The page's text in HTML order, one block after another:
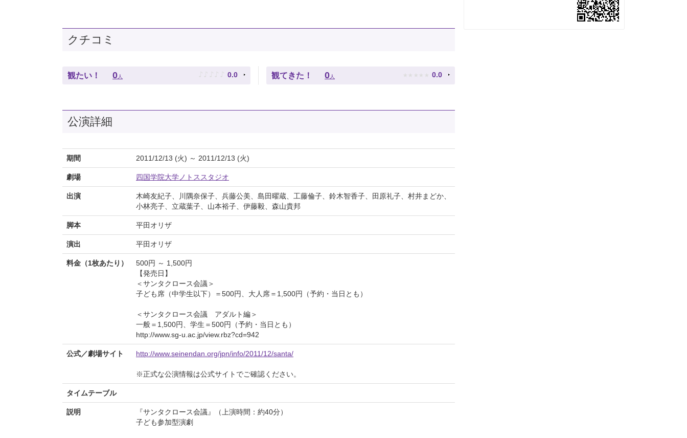
クチコミ
観たい！ 0 人 ♪ ♪ ♪ ♪ ♪ 0.0 観てきた！ 0 人 ★ ★ ★ ★ ★ 0.0
公演詳細
期間 2011/12/13 (火) ～ 2011/12/13 (火)
劇場 四国学院大学ノトススタジオ
出演
木崎友紀子、川隅奈保子、兵藤公美、島田曜蔵、工藤倫子、鈴木智香子、田原礼子、村井まどか、
小林亮子、立蔵葉子、山本裕子、伊藤毅、森山貴邦
脚本 平田オリザ
演出 平田オリザ
料金（1枚あたり）
500円 ～ 1,500円
【発売日】
＜サンタクロース会議＞
子ども席（中学生以下）＝500円、大人席＝1,500円（予約・当日とも）
＜サンタクロース会議 アダルト編＞
一般＝1,500円、学生＝500円（予約・当日とも）
http://www.sg-u.ac.jp/view.rbz?cd=942
公式／劇場サイト http://www.seinendan.org/jpn/info/2011/12/santa/
※正式な公演情報は公式サイトでご確認ください。
タイムテーブル
説明
『サンタクロース会議』（上演時間：約40分）
子ども参加型演劇